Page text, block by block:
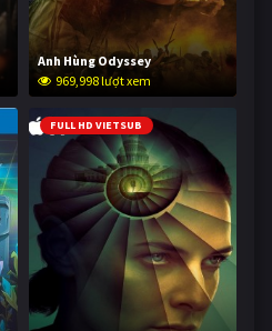
Anh Hùng Odyssey
969,998 lượt xem
FULL HD VIETSUB